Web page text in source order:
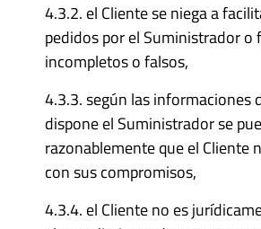
4.3.2. el Cliente se niega a
pedidos por el Suministrador o
incompletos o falsos,
4.3.3. según las informaciones
dispone el Suministrador se
razonablemente que el Cliente
con sus compromisos,
4.3.4. el Cliente no es